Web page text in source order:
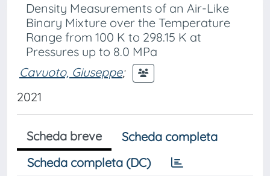
Density Measurements of an Air-Like
Binary Mixture over the Temperature
Range from 100 K to 298.15 K at
Pressures up to 8.0 MPa
Cavuoto, Giuseppe;
2021
Scheda breve
Scheda completa
Scheda completa (DC)